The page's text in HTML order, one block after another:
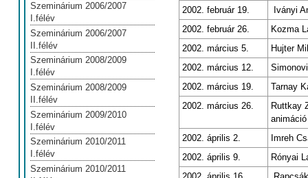
2002. február 19.
Iványi
2002. február 26.
Kozma
2002. március 5.
Hujter
2002. március 12.
2002. március 19.
Tarnay
2002. március 26.
Ruttkay
animáció
2002. április 2.
Imreh
2002. április 9.
Rónyai
Szeminárium 2006/2007
I.félév
Szeminárium 2006/2007
II.félév
Szeminárium 2008/2009
I.félév
Szeminárium 2008/2009
II.félév
Szeminárium 2009/2010
I.félév
Szeminárium 2010/2011
I.félév
Szeminárium 2010/2011